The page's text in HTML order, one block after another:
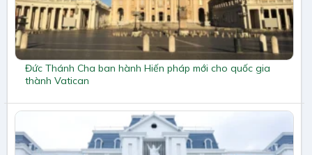
Đức Thánh Cha ban hành Hiến pháp mới cho quốc gia
thành Vatican